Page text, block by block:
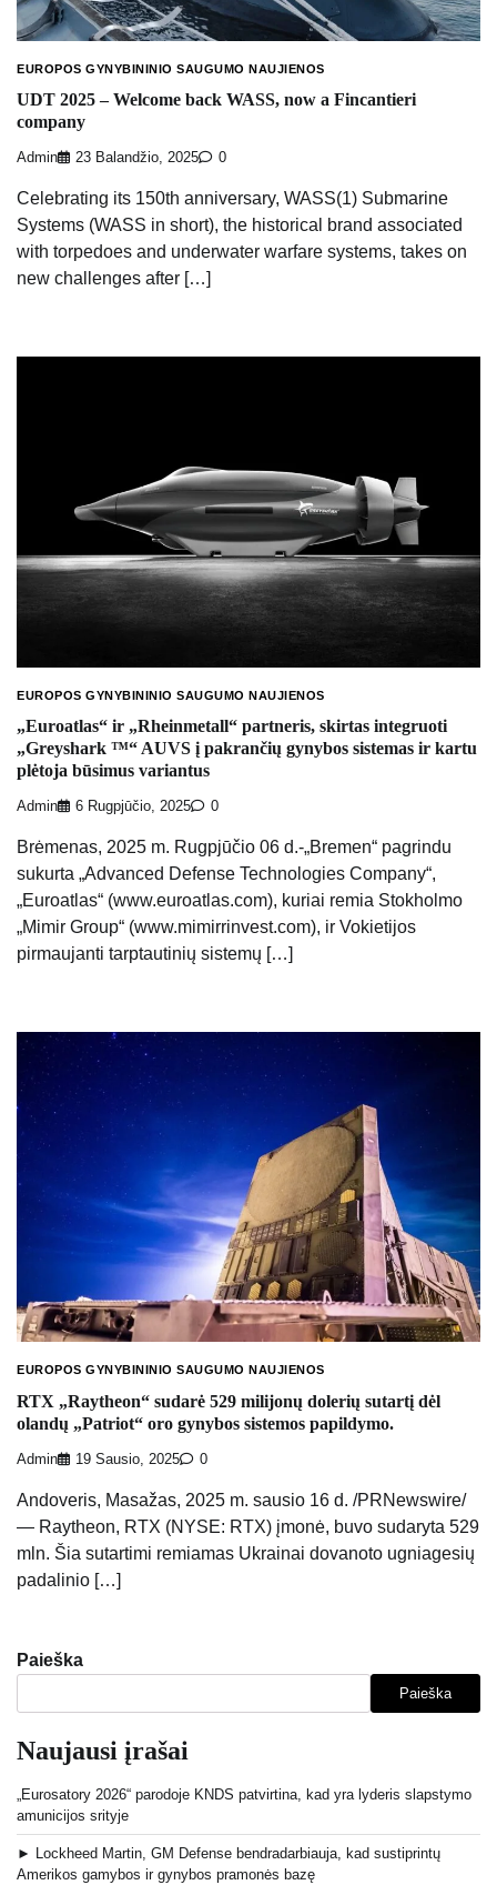
EUROPOS GYNYBININIO SAUGUMO NAUJIENOS
UDT 2025 – Welcome back WASS, now a Fincantieri
company
Admin 23 Balandžio, 2025 0
Celebrating its 150th anniversary, WASS(1) Submarine
Systems (WASS in short), the historical brand associated
with torpedoes and underwater warfare systems, takes on
new challenges after […]
EUROPOS GYNYBININIO SAUGUMO NAUJIENOS
„Euroatlas“ ir „Rheinmetall“ partneris, skirtas integruoti
„Greyshark ™“ AUVS į pakrančių gynybos sistemas ir kartu
plėtoja būsimus variantus
Admin 6 Rugpjūčio, 2025 0
Brėmenas, 2025 m. Rugpjūčio 06 d.-„Bremen“ pagrindu
sukurta „Advanced Defense Technologies Company“,
„Euroatlas“ (www.euroatlas.com), kuriai remia Stokholmo
„Mimir Group“ (www.mimirrinvest.com), ir Vokietijos
pirmaujanti tarptautinių sistemų […]
EUROPOS GYNYBININIO SAUGUMO NAUJIENOS
RTX „Raytheon“ sudarė 529 milijonų dolerių sutartį dėl
olandų „Patriot“ oro gynybos sistemos papildymo.
Admin 19 Sausio, 2025 0
Andoveris, Masažas, 2025 m. sausio 16 d. /PRNewswire/
— Raytheon, RTX (NYSE: RTX) įmonė, buvo sudaryta 529
mln. Šia sutartimi remiamas Ukrainai dovanoto ugniagesių
padalinio […]
Paieška
Paieška
Naujausi įrašai
„Eurosatory 2026“ parodoje KNDS patvirtina, kad yra lyderis slapstymo
amunicijos srityje
► Lockheed Martin, GM Defense bendradarbiauja, kad sustiprintų
Amerikos gamybos ir gynybos pramonės bazę